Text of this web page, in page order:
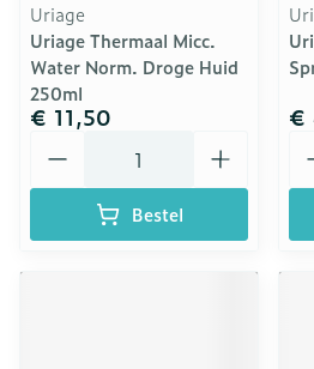
Uriage
Uriage Thermaal Micc.
Water Norm. Droge Huid
250ml
€ 11,50
Bestel
€